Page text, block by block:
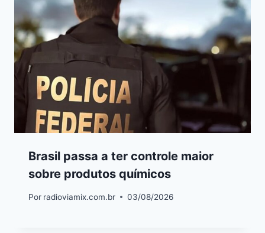
Brasil passa a ter controle maior
sobre produtos químicos
Por radioviamix.com.br 03/08/2026